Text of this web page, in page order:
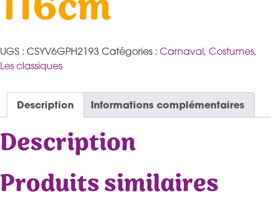
UGS : CSYV6GPH2193 Catégories : Carnaval, Costumes,
Les classiques
Description Informations complémentaires
Description
Produits similaires